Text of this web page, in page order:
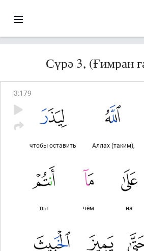
Сүрә 3, (Ғимран
3:179
Аллах (таким),
чтобы оставить
на
чём
вы